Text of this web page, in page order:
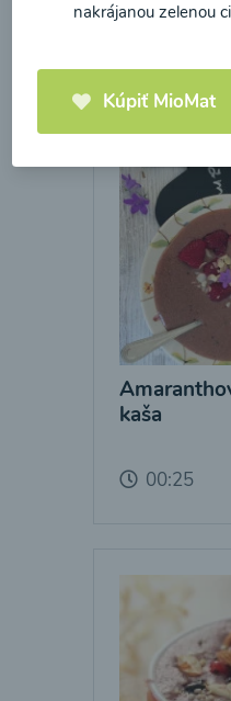
kaša
00:25
nakrájanou zelenou
Kúpiť MioMat